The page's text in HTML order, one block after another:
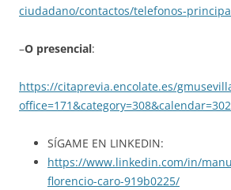
ciudadano/contactos/telefonos-
–O presencial:
https://citaprevia.encolate.es/
SÍGAME EN LINKEDIN:
https://www.linkedin.com/in/
florencio-caro-919b0225/